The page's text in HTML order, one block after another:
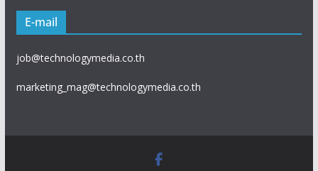
E-mail
job@technologymedia.co.th
marketing_mag@technologymedia.co.th